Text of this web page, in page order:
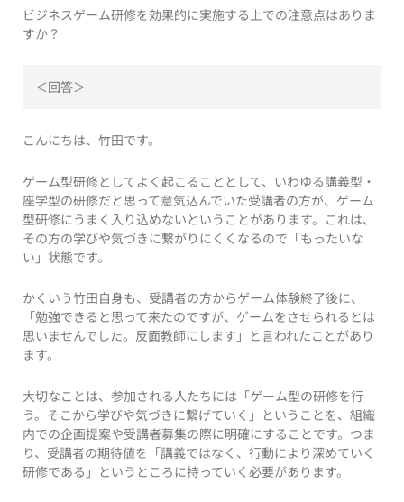
ビジネスゲーム研修を効果的に実施する上での注意点はありま
すか？
＜回答＞
こんにちは、竹田です。
ゲーム型研修としてよく起こることとして、いわゆる講義型・
座学型の研修だと思って意気込んでいた受講者の方が、ゲーム
型研修にうまく入り込めないということがあります。これは、
その方の学びや気づきに繋がりにくくなるので「もったいな
い」状態です。
かくいう竹田自身も、受講者の方からゲーム体験終了後に、
「勉強できると思って来たのですが、ゲームをさせられるとは
思いませんでした。反面教師にします」と言われたことがあり
ます。
大切なことは、参加される人たちには「ゲーム型の研修を行
う。そこから学びや気づきに繋げていく」ということを、組織
内での企画提案や受講者募集の際に明確にすることです。つま
り、受講者の期待値を「講義ではなく、行動により深めていく
研修である」というところに持っていく必要があります。